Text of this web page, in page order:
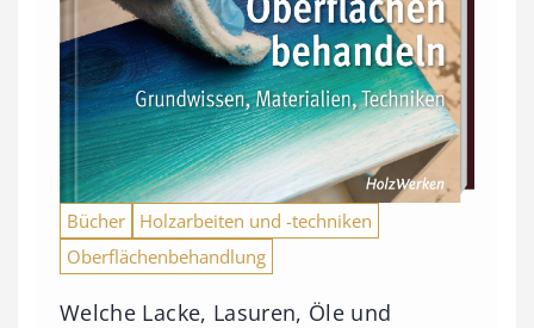
Bücher
Holzarbeiten und -techniken
Oberflächenbehandlung
Welche Lacke, Lasuren, Öle und